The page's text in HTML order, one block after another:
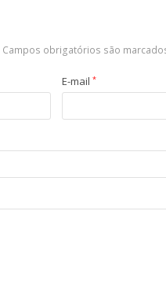
Campos obrigatórios são
E-mail *